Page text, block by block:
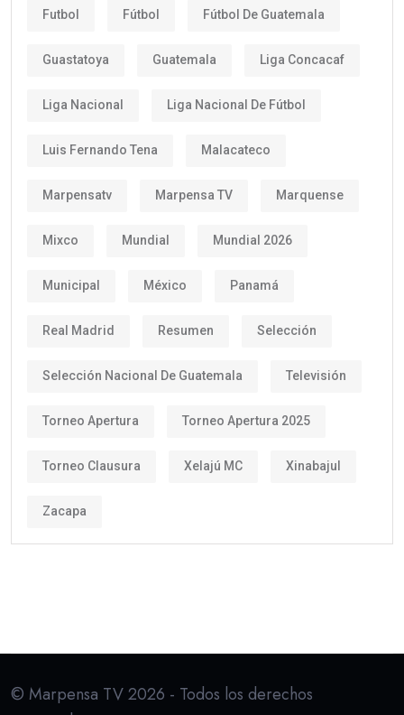
Futbol Fútbol Fútbol De Guatemala
Guastatoya Guatemala Liga Concacaf
Liga Nacional Liga Nacional De Fútbol
Luis Fernando Tena Malacateco
Marpensatv Marpensa TV Marquense
Mixco Mundial Mundial 2026
Municipal México Panamá
Real Madrid Resumen Selección
Selección Nacional De Guatemala Televisión
Torneo Apertura Torneo Apertura 2025
Torneo Clausura Xelajú MC Xinabajul
Zacapa
© Marpensa TV 2026 - Todos los derechos